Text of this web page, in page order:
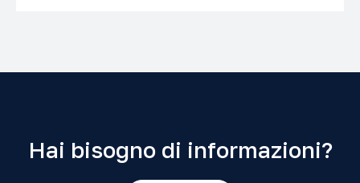
Hai bisogno di informazioni?